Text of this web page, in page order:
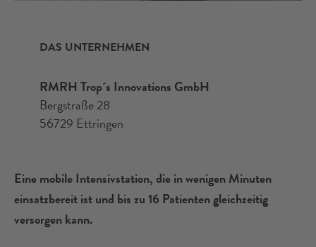
DAS UNTERNEHMEN
RMRH Trop´s Innovations GmbH
Bergstraße 28
56729 Ettringen
Eine mobile Intensivstation, die in wenigen Minuten
einsatzbereit ist und bis zu 16 Patienten gleichzeitig
versorgen kann.